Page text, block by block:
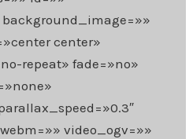
center»
repeat» fade=»no»
video_ogv=»»